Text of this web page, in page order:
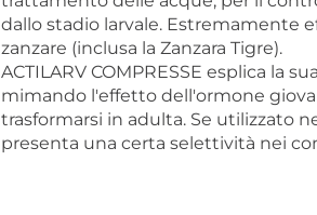
dallo stadio larvale. Estremamente
zanzare (inclusa la Zanzara Tigre).
ACTILARV COMPRESSE esplica la
mimando l'effetto dell'ormone
trasformarsi in adulta. Se utilizzato
presenta una certa selettività nei